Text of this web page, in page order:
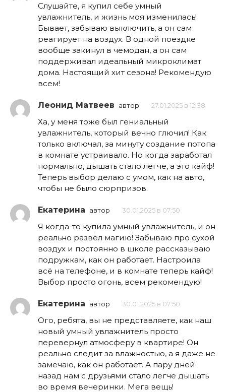
Слушайте, я купил себе умный
увлажнитель, и жизнь моя изменилась!
Бывает, забываю выключить, а он сам
реагирует на воздух. В одной поездке
вообще закинул в чемодан, а он сам
поддерживал идеальный микроклимат
дома. Настоящий хит сезона! Рекомендую
всем!
Леонид Матвеев автор 27.01.2025 в 12:38
Ха, у меня тоже был гениальный
увлажнитель, который вечно глючил! Как
только включал, за минуту создание потопа
в комнате устраивало. Но когда заработал
нормально, дышать стало легче, а это кайф!
Теперь выбор делаю с умом, как на авто,
чтобы не было сюрпризов.
Екатерина автор 30.01.2025 в 07:50
Я когда-то купила умный увлажнитель, и он
реально развёл магию! Забываю про сухой
воздух и постоянно в школе рассказываю
подружкам, как он работает. Настроила
всё на телефоне, и в комнате теперь кайф!
Выбор просто огонь, всем рекомендую!
Екатерина автор 30.01.2025 в 07:50
Ого, ребята, вы не представляете, как наш
новый умный увлажнитель просто
перевернул атмосферу в квартире! Он
реально следит за влажностью, а я даже не
замечаю, как он работает. А пару дней
назад нам с друзьями стало легче дышать
во время вечеринки. Мега вещь!